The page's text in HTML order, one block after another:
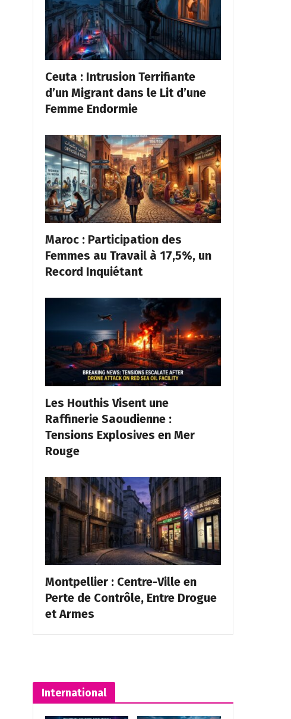
Ceuta : Intrusion Terrifiante
d’un Migrant dans le Lit d’une
Femme Endormie
Maroc : Participation des
Femmes au Travail à 17,5%, un
Record Inquiétant
Les Houthis Visent une
Raffinerie Saoudienne :
Tensions Explosives en Mer
Rouge
Montpellier : Centre-Ville en
Perte de Contrôle, Entre Drogue
et Armes
International